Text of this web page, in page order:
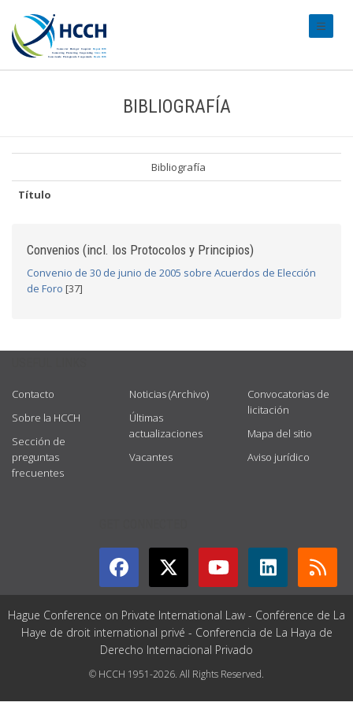
BIBLIOGRAFÍA
Bibliografía
Título
Convenios (incl. los Protocolos y Principios)
Convenio de 30 de junio de 2005 sobre Acuerdos de Elección
de Foro [37]
Contacto
Sobre la HCCH
Sección de
preguntas
frecuentes
Noticias (Archivo)
Últimas
actualizaciones
Vacantes
Convocatorias de
licitación
Mapa del sitio
Aviso jurídico
Hague Conference on Private International Law - Conférence de La
Haye de droit international privé - Conferencia de La Haya de
Derecho Internacional Privado
© HCCH 1951-2026. All Rights Reserved.